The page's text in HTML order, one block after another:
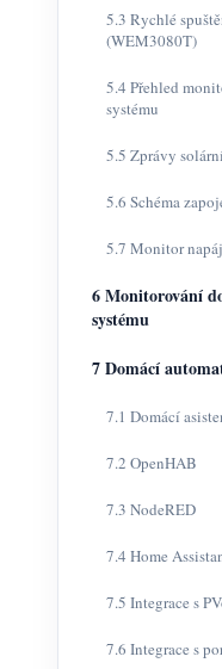
5.3 Rychlé
(WEM3080T)
5.4 Přehled
systému
5.5 Zprávy
5.6 Schéma
5.7 Monitor
6 Monitorování
systému
7 Domácí
7.1 Domácí
7.2 OpenHAB
7.3 NodeRED
7.4 Home
7.5 Integrace s
7.6 Integrace s